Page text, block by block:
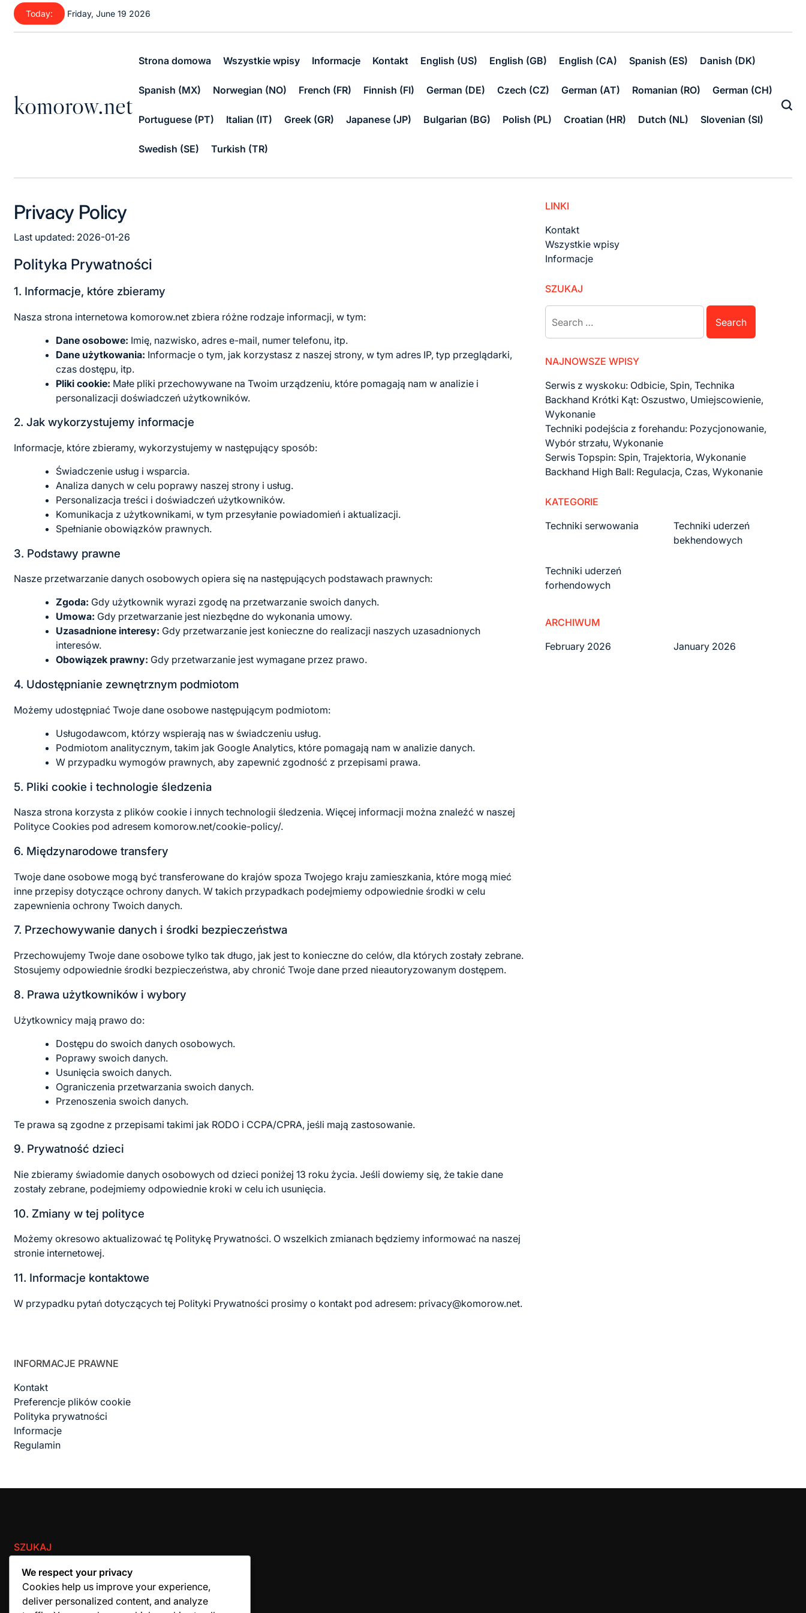
Skip
content
Today: Friday, June 19 2026
komorow.net
Strona domowa Wszystkie wpisy Informacje Kontakt English (US) English (GB) English (CA) Spanish (ES) Danish (DK)
Spanish (MX) Norwegian (NO) French (FR) Finnish (FI) German (DE) Czech (CZ) German (AT) Romanian (RO) German (CH)
Portuguese (PT) Italian (IT) Greek (GR) Japanese (JP) Bulgarian (BG) Polish (PL) Croatian (HR) Dutch (NL) Slovenian (SI)
Swedish (SE) Turkish (TR)
Privacy Policy
Last updated: 2026-01-26
Polityka Prywatności
1. Informacje, które zbieramy
Nasza strona internetowa komorow.net zbiera różne rodzaje informacji, w tym:
Dane osobowe: Imię, nazwisko, adres e-mail, numer telefonu, itp.
Dane użytkowania: Informacje o tym, jak korzystasz z naszej strony, w tym adres IP, typ przeglądarki,
czas dostępu, itp.
Pliki cookie: Małe pliki przechowywane na Twoim urządzeniu, które pomagają nam w analizie i
personalizacji doświadczeń użytkowników.
2. Jak wykorzystujemy informacje
Informacje, które zbieramy, wykorzystujemy w następujący sposób:
Świadczenie usług i wsparcia.
Analiza danych w celu poprawy naszej strony i usług.
Personalizacja treści i doświadczeń użytkowników.
Komunikacja z użytkownikami, w tym przesyłanie powiadomień i aktualizacji.
Spełnianie obowiązków prawnych.
3. Podstawy prawne
Nasze przetwarzanie danych osobowych opiera się na następujących podstawach prawnych:
Zgoda: Gdy użytkownik wyrazi zgodę na przetwarzanie swoich danych.
Umowa: Gdy przetwarzanie jest niezbędne do wykonania umowy.
Uzasadnione interesy: Gdy przetwarzanie jest konieczne do realizacji naszych uzasadnionych
interesów.
Obowiązek prawny: Gdy przetwarzanie jest wymagane przez prawo.
4. Udostępnianie zewnętrznym podmiotom
Możemy udostępniać Twoje dane osobowe następującym podmiotom:
Usługodawcom, którzy wspierają nas w świadczeniu usług.
Podmiotom analitycznym, takim jak Google Analytics, które pomagają nam w analizie danych.
W przypadku wymogów prawnych, aby zapewnić zgodność z przepisami prawa.
5. Pliki cookie i technologie śledzenia
Nasza strona korzysta z plików cookie i innych technologii śledzenia. Więcej informacji można znaleźć w naszej
Polityce Cookies pod adresem komorow.net/cookie-policy/.
6. Międzynarodowe transfery
Twoje dane osobowe mogą być transferowane do krajów spoza Twojego kraju zamieszkania, które mogą mieć
inne przepisy dotyczące ochrony danych. W takich przypadkach podejmiemy odpowiednie środki w celu
zapewnienia ochrony Twoich danych.
7. Przechowywanie danych i środki bezpieczeństwa
Przechowujemy Twoje dane osobowe tylko tak długo, jak jest to konieczne do celów, dla których zostały zebrane.
Stosujemy odpowiednie środki bezpieczeństwa, aby chronić Twoje dane przed nieautoryzowanym dostępem.
8. Prawa użytkowników i wybory
Użytkownicy mają prawo do:
Dostępu do swoich danych osobowych.
Poprawy swoich danych.
Usunięcia swoich danych.
Ograniczenia przetwarzania swoich danych.
Przenoszenia swoich danych.
Te prawa są zgodne z przepisami takimi jak RODO i CCPA/CPRA, jeśli mają zastosowanie.
9. Prywatność dzieci
Nie zbieramy świadomie danych osobowych od dzieci poniżej 13 roku życia. Jeśli dowiemy się, że takie dane
zostały zebrane, podejmiemy odpowiednie kroki w celu ich usunięcia.
10. Zmiany w tej polityce
Możemy okresowo aktualizować tę Politykę Prywatności. O wszelkich zmianach będziemy informować na naszej
stronie internetowej.
11. Informacje kontaktowe
W przypadku pytań dotyczących tej Polityki Prywatności prosimy o kontakt pod adresem: privacy@komorow.net.
LINKI
Kontakt
Wszystkie wpisy
Informacje
SZUKAJ
for:
NAJNOWSZE WPISY
Serwis z wyskoku: Odbicie, Spin, Technika
Backhand Krótki Kąt: Oszustwo, Umiejscowienie,
Wykonanie
Techniki podejścia z forehandu: Pozycjonowanie,
Wybór strzału, Wykonanie
Serwis Topspin: Spin, Trajektoria, Wykonanie
Backhand High Ball: Regulacja, Czas, Wykonanie
KATEGORIE
Techniki serwowania
Techniki uderzeń
bekhendowych
Techniki uderzeń
forhendowych
ARCHIWUM
February 2026
January 2026
INFORMACJE PRAWNE
Kontakt
Preferencje plików cookie
Polityka prywatności
Informacje
Regulamin
SZUKAJ
Search
for:
We respect your privacy
Cookies help us improve your experience,
deliver personalized content, and analyze